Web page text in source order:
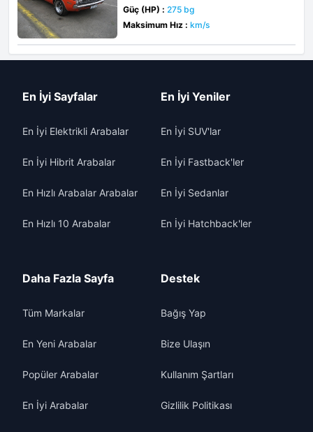
Güç (HP) : 275 bg
Maksimum Hız : km/s
En İyi Sayfalar
En İyi Elektrikli Arabalar
En İyi Hibrit Arabalar
En Hızlı Arabalar Arabalar
En Hızlı 10 Arabalar
En İyi Yeniler
En İyi SUV'lar
En İyi Fastback'ler
En İyi Sedanlar
En İyi Hatchback'ler
Daha Fazla Sayfa
Tüm Markalar
En Yeni Arabalar
Popüler Arabalar
En İyi Arabalar
Destek
Bağış Yap
Bize Ulaşın
Kullanım Şartları
Gizlilik Politikası